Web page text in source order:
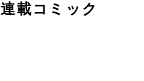
載コミック